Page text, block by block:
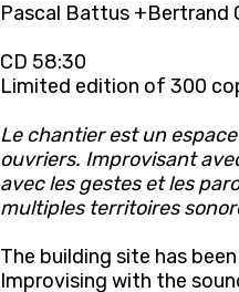
Pascal Battus +Bertrand
CD 58:30
Limited edition of 300
Le chantier est un
ouvriers. Improvisant
avec les gestes et les
multiples territoires
The building site has
Improvising with the